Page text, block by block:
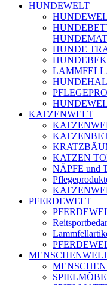
HUNDEWELT
HUNDE
KATZENWELT
KATZEN
NÄPFE und
PFERDEWELT